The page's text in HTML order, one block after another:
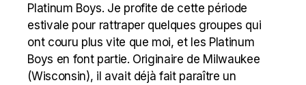
Platinum Boys. Je profite de cette période
estivale pour rattraper quelques groupes qui
ont couru plus vite que moi, et les Platinum
Boys en font partie. Originaire de Milwaukee
(Wisconsin), il avait déjà fait paraître un